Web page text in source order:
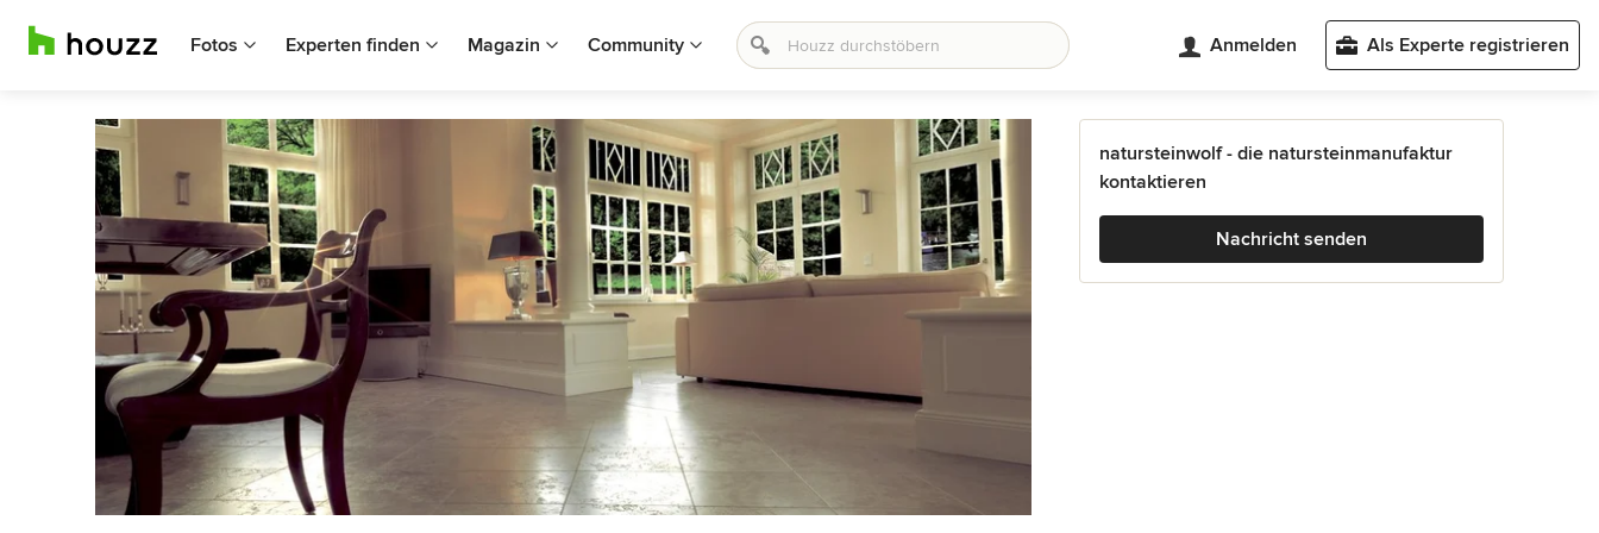
Fotos Experten finden Magazin Community Anmelden Als Experte registrieren
natursteinwolf - die natursteinmanufaktur
kontaktieren
Nachricht senden